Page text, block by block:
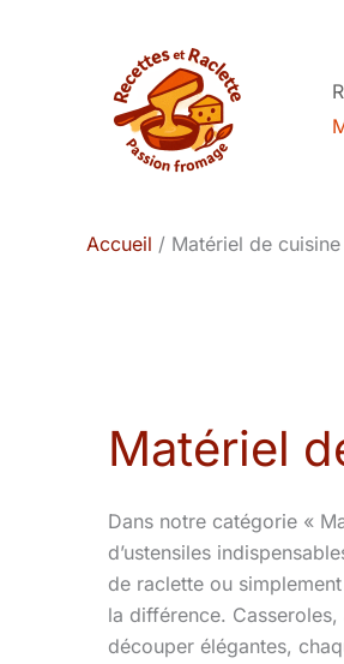
Accueil Matériel de
Matériel
Dans notre catégorie «
d’ustensiles
de raclette ou
la différence.
découper élégantes,